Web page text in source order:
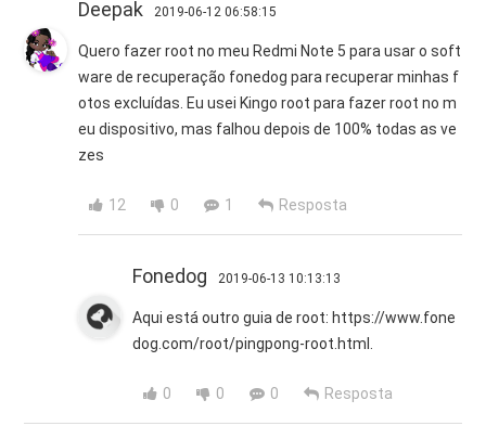
Deepak 2019-06-12 06:58:15
Quero fazer root no meu Redmi Note 5 para usar o soft
ware de recuperação fonedog para recuperar minhas f
otos excluídas. Eu usei Kingo root para fazer root no m
eu dispositivo, mas falhou depois de 100% todas as ve
zes
12 0 1 Resposta
Fonedog 2019-06-13 10:13:13
Aqui está outro guia de root: https://www.fone
dog.com/root/pingpong-root.html.
0 0 0 Resposta